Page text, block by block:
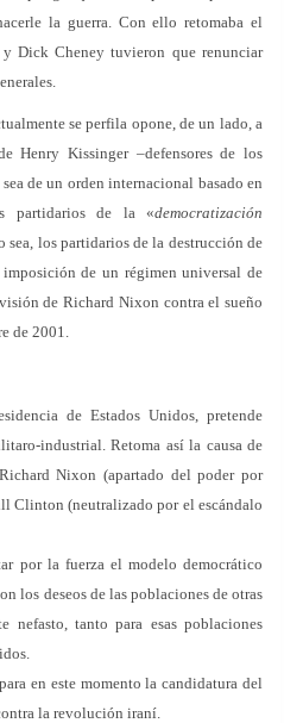
la guerra. Con ello retomaba el
Dick Cheney tuvieron que renunciar
se perfila opone, de un lado, a
Henry Kissinger –defensores de los
de un orden internacional basado en
partidarios de la «democratización
sea, los partidarios de la destrucción de
de un régimen universal de
de Richard Nixon contra el sueño
de 2001.
de Estados Unidos, pretende
industrial. Retoma así la causa de
Nixon (apartado del poder por
Clinton (neutralizado por el escándalo
por la fuerza el modelo democrático
los deseos de las poblaciones de otras
nefasto, tanto para esas poblaciones
en este momento la candidatura del
la revolución iraní.